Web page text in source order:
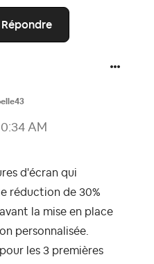
Répondre
AM
d'écran qui
réduction de 30%
la mise en place
personnalisée.
les 3 premières